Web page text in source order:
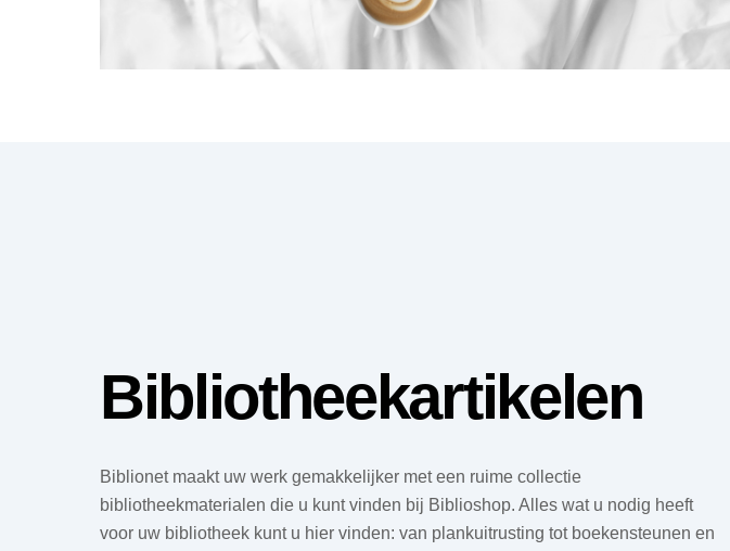
Bibliotheekartikelen
Biblionet maakt uw werk gemakkelijker met een ruime collectie
bibliotheekmaterialen die u kunt vinden bij Biblioshop. Alles wat u nodig heeft
voor uw bibliotheek kunt u hier vinden: van plankuitrusting tot boekensteunen en